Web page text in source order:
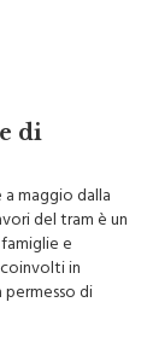
di
maggio dalla
del tram è un
e
in
di